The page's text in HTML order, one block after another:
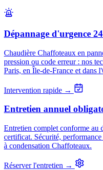
Dépannage d'urgence
Chaudière Chaffoteaux en
pression ou code erreur : nos
Paris, en Île-de-France et dans
Intervention rapide →
Entretien annuel
Entretien complet conforme au
certificat. Sécurité,
à condensation Chaffoteaux.
Réserver l'entretien →